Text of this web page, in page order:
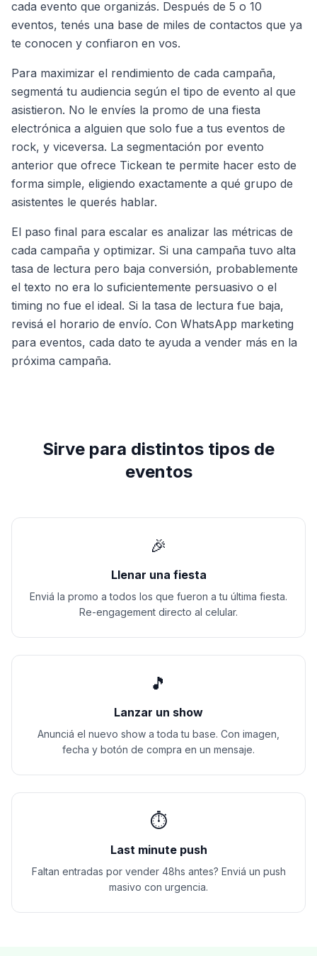
cada evento que organizás. Después de 5 o 10
eventos, tenés una base de miles de contactos que ya
te conocen y confiaron en vos.
Para maximizar el rendimiento de cada campaña,
segmentá tu audiencia según el tipo de evento al que
asistieron. No le envíes la promo de una fiesta
electrónica a alguien que solo fue a tus eventos de
rock, y viceversa. La segmentación por evento
anterior que ofrece Tickean te permite hacer esto de
forma simple, eligiendo exactamente a qué grupo de
asistentes le querés hablar.
El paso final para escalar es analizar las métricas de
cada campaña y optimizar. Si una campaña tuvo alta
tasa de lectura pero baja conversión, probablemente
el texto no era lo suficientemente persuasivo o el
timing no fue el ideal. Si la tasa de lectura fue baja,
revisá el horario de envío. Con WhatsApp marketing
para eventos, cada dato te ayuda a vender más en la
próxima campaña.
Sirve para distintos tipos de
eventos
🎉
Llenar una fiesta
Enviá la promo a todos los que fueron a tu última fiesta.
Re-engagement directo al celular.
🎵
Lanzar un show
Anunciá el nuevo show a toda tu base. Con imagen,
fecha y botón de compra en un mensaje.
⏱️
Last minute push
Faltan entradas por vender 48hs antes? Enviá un push
masivo con urgencia.